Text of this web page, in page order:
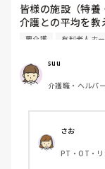
皆様の施設（特
介護との平均を教
要介護 有料老人ホ
suu
介護職・ヘルパ
さお
PT・OT・